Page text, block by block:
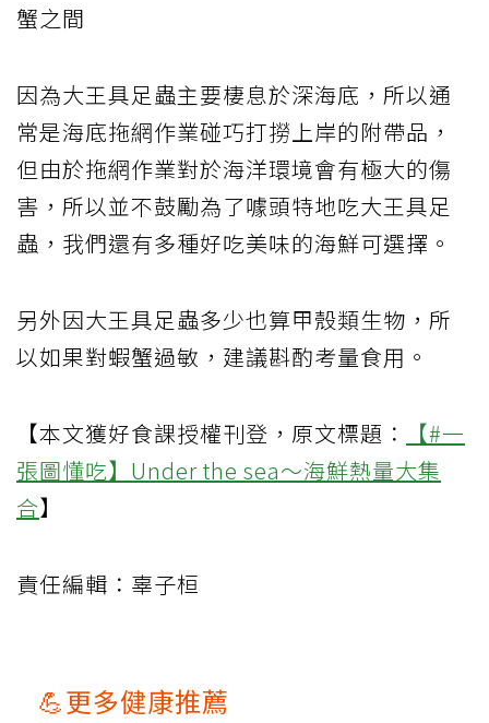
蟹之間
因為大王具足蟲主要棲息於深海底，所以通
常是海底拖網作業碰巧打撈上岸的附帶品，
但由於拖網作業對於海洋環境會有極大的傷
害，所以並不鼓勵為了噱頭特地吃大王具足
蟲，我們還有多種好吃美味的海鮮可選擇。
另外因大王具足蟲多少也算甲殼類生物，所
以如果對蝦蟹過敏，建議斟酌考量食用。
【本文獲好食課授權刊登，原文標題：
【#一
張圖懂吃】Under the sea～海鮮熱量大集
合】
責任編輯：辜子桓
💪更多健康推薦